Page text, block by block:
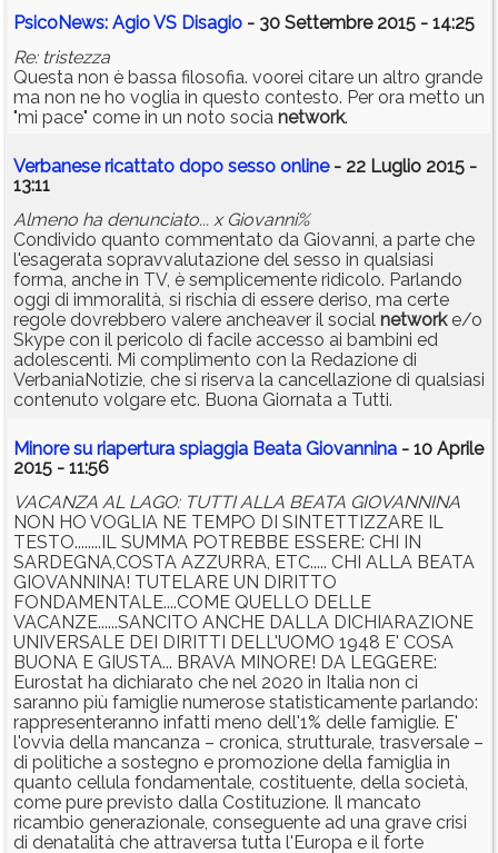
PsicoNews: Agio VS Disagio - 30 Settembre 2015 - 14:25
Re: tristezza
Questa non è bassa filosofia. voorei citare un altro grande
ma non ne ho voglia in questo contesto. Per ora metto un
"mi pace" come in un noto socia network.
Verbanese ricattato dopo sesso online- 22 Luglio 2015 -
13:11
Almeno ha denunciato... x Giovanni%
Condivido quanto commentato da Giovanni, a parte che
l'esagerata sopravvalutazione del sesso in qualsiasi
forma, anche in TV, è semplicemente ridicolo. Parlando
oggi di immoralità, si rischia di essere deriso, ma certe
regole dovrebbero valere ancheaver il social networke/o
Skype con il pericolo di facile accesso ai bambini ed
adolescenti. Mi complimento con la Redazione di
VerbaniaNotizie, che si riserva la cancellazione di qualsiasi
contenuto volgare etc. Buona Giornata a Tutti.
Minore su riapertura spiaggia Beata Giovannina - 10 Aprile
2015 - 11:56
VACANZA AL LAGO: TUTTI ALLA BEATA GIOVANNINA
NON HO VOGLIA NE TEMPO DI SINTETTIZZARE IL
TESTO........IL SUMMA POTREBBE ESSERE: CHI IN
SARDEGNA,COSTA AZZURRA, ETC..... CHI ALLA BEATA
GIOVANNINA! TUTELARE UN DIRITTO
FONDAMENTALE....COME QUELLO DELLE
VACANZE......SANCITO ANCHE DALLA DICHIARAZIONE
UNIVERSALE DEI DIRITTI DELL'UOMO 1948 E' COSA
BUONA E GIUSTA... BRAVA MINORE! DA LEGGERE:
Eurostat ha dichiarato che nel 2020 in Italia non ci
saranno più famiglie numerose statisticamente parlando:
rappresenteranno infatti meno dell'1% delle famiglie. E'
l'ovvia della mancanza – cronica, strutturale, trasversale –
di politiche a sostegno e promozione della famiglia in
quanto cellula fondamentale, costituente, della società,
come pure previsto dalla Costituzione. Il mancato
ricambio generazionale, conseguente ad una grave crisi
di denatalità che attraversa tutta l'Europa e il forte